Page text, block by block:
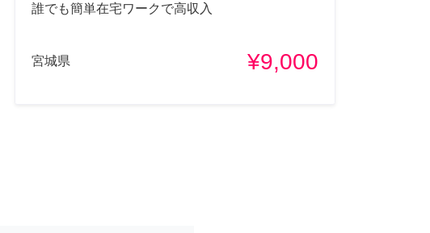
誰でも簡単在宅ワークで高収入
宮城県 ¥9,000